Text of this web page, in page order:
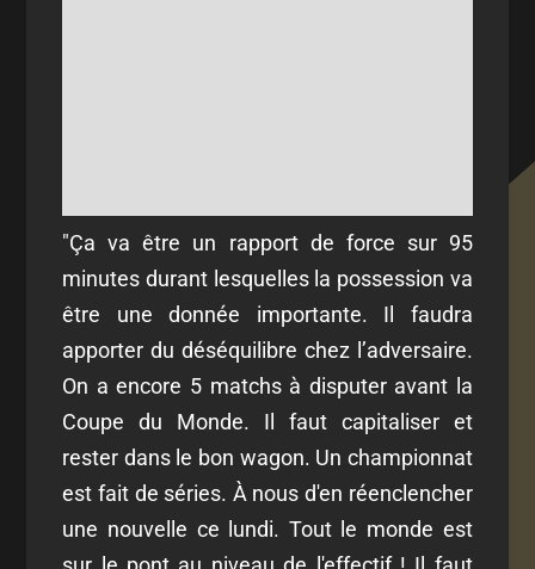
"Ça va être un rapport de force sur 95
minutes durant lesquelles la possession va
être une donnée importante. Il faudra
apporter du déséquilibre chez l’adversaire.
On a encore 5 matchs à disputer avant la
Coupe du Monde. Il faut capitaliser et
rester dans le bon wagon. Un championnat
est fait de séries. À nous d'en réenclencher
une nouvelle ce lundi. Tout le monde est